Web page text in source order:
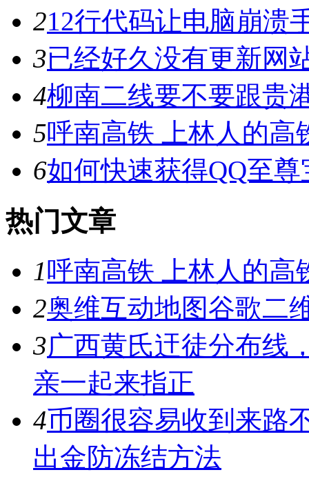
212行代码让电脑崩溃
3已经好久没有更新网
4柳南二线要不要跟贵
5呼南高铁 上林人的高
6如何快速获得QQ至尊
热门文章
1呼南高铁 上林人的高
2奥维互动地图谷歌二
3广西黄氏迀徒分布线
亲一起来指正
4币圈很容易收到来路
出金防冻结方法